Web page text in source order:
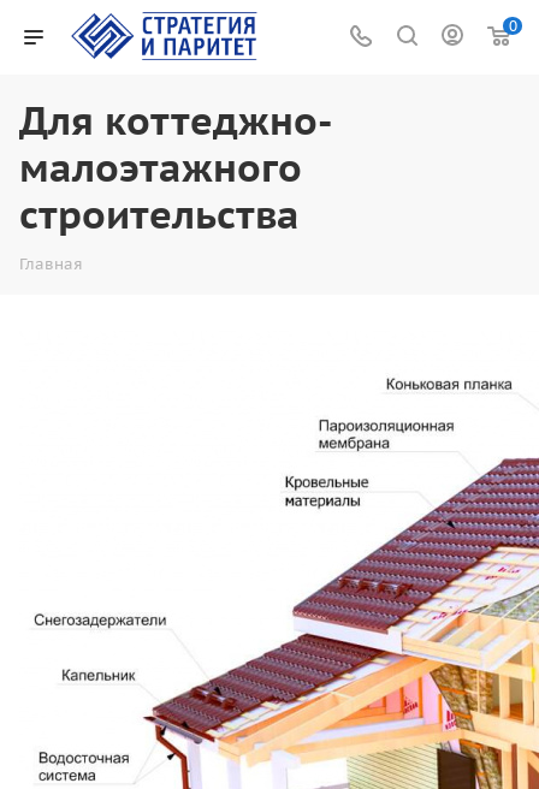
0
Для коттеджно-
малоэтажного
строительства
Главная